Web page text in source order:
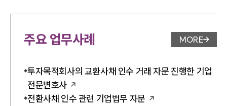
주요 업무사례 업무사례
MORE
투자목적회사의 교환사채 인수 거래 자문 진행한 기업
전문변호사
전환사채 인수 관련 기업법무 자문